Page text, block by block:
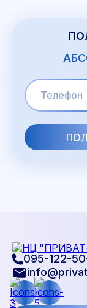
095-122-